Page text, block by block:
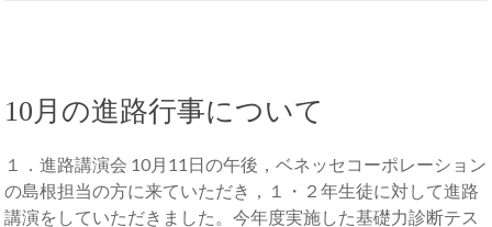
10月の進路行事について
１．進路講演会 10月11日の午後，ベネッセコーポレーション
の島根担当の方に来ていただき，１・２年生徒に対して進路
講演をしていただきました。今年度実施した基礎力診断テス